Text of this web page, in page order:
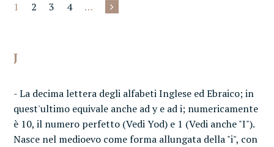
1 2 3 4 …
J
- La decima lettera degli alfabeti Inglese ed Ebraico; in
quest'ultimo equivale anche ad y e ad i; numericamente
è 10, il numero perfetto (Vedi Yod) e 1 (Vedi anche "I").
Nasce nel medioevo come forma allungata della "i", con